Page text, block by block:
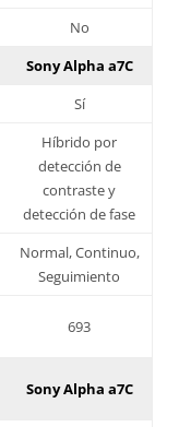
No
Sony Alpha a7C
Sí
Híbrido por
detección de
contraste y
detección de fase
Normal, Continuo,
Seguimiento
693
Sony Alpha a7C